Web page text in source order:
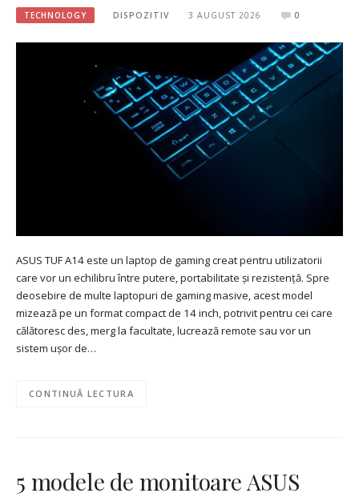
TECHNOLOGY DISPOZITIV 3 AUGUST 2026 0
ASUS TUF A14 este un laptop de gaming creat pentru utilizatorii
care vor un echilibru între putere, portabilitate și rezistență. Spre
deosebire de multe laptopuri de gaming masive, acest model
mizează pe un format compact de 14 inch, potrivit pentru cei care
călătoresc des, merg la facultate, lucrează remote sau vor un
sistem ușor de…
CONTINUĂ LECTURA
5 modele de monitoare ASUS